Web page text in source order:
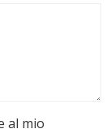
al mio